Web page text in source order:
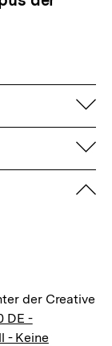
der Creative
DE -
- Keine